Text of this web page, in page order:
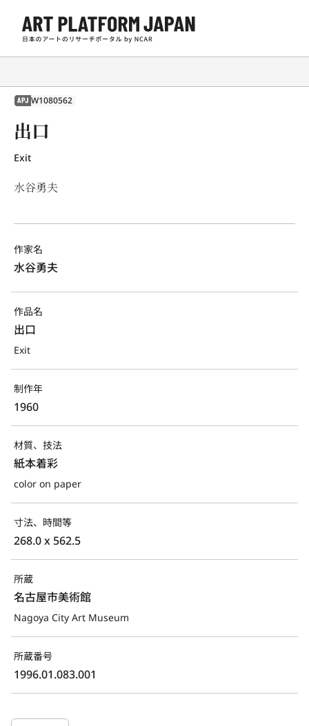
APJ W1080562
出口
Exit
水谷勇夫
作家名
水谷勇夫
作品名
出口
Exit
制作年
1960
材質、技法
紙本着彩
color on paper
寸法、時間等
268.0 x 562.5
所蔵
名古屋市美術館
Nagoya City Art Museum
所蔵番号
1996.01.083.001